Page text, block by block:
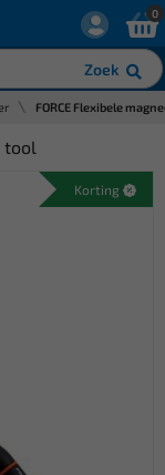
Zoek
0
FORCE Flexibele
tool
Korting